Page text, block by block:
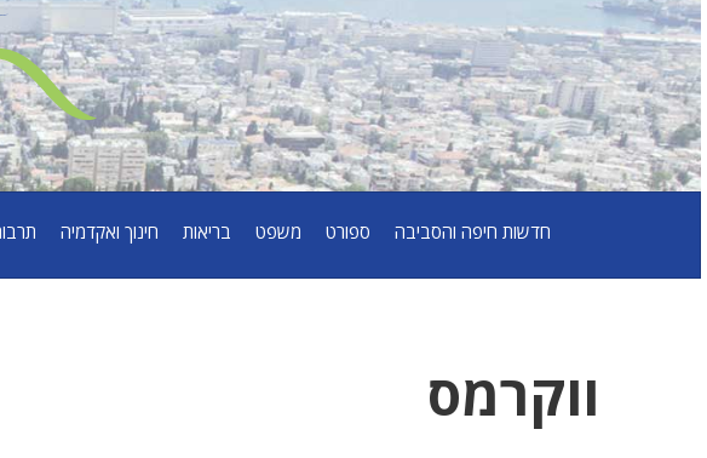
חדשות חיפה והסביבה ספורט משפט בריאות חינוך ואקדמיה
ווקרמס